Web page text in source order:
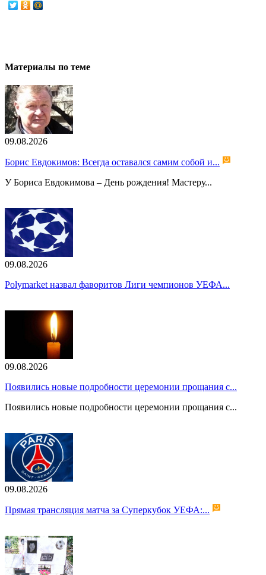
Материалы по теме
09.08.2026
Борис Евдокимов: Всегда оставался самим собой и...
У Бориса Евдокимова – День рождения! Мастеру...
09.08.2026
Polymarket назвал фаворитов Лиги чемпионов УЕФА...
09.08.2026
Появились новые подробности церемонии прощания с...
Появились новые подробности церемонии прощания с...
09.08.2026
Прямая трансляция матча за Суперкубок УЕФА:...